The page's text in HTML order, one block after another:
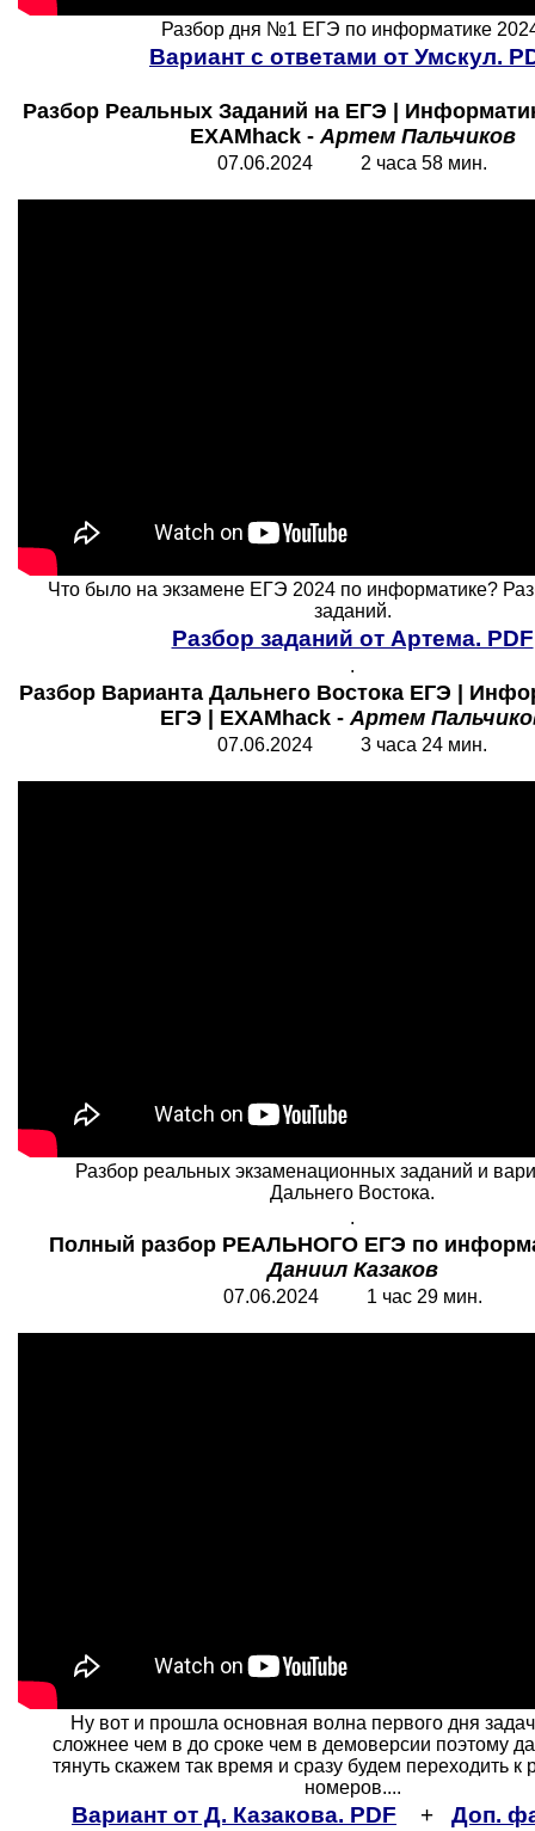
Разбор дня №1 ЕГЭ по информатике
Вариант с ответами от Умскул.
Разбор Реальных Заданий на ЕГЭ |
EXAMhack -Артем Пальчиков
07.06.2024 2 часа 58 мин.
Что было на экзамене ЕГЭ 2024 по информатике?
заданий.
Разбор заданий от Артема. PDF
.
Разбор Варианта Дальнего Востока ЕГЭ |
ЕГЭ | EXAMhack -Артем
07.06.2024 3 часа 24 мин.
Разбор реальных экзаменационных заданий и
Дальнего Востока.
.
Полный разбор РЕАЛЬНОГО ЕГЭ по
Даниил Казаков
07.06.2024 1 час 29 мин.
Ну вот и прошла основная волна первого дня
сложнее чем в до сроке чем в демоверсии поэтому
тянуть скажем так время и сразу будем переходить к
номеров....
Вариант от Д. Казакова. PDF + Доп.